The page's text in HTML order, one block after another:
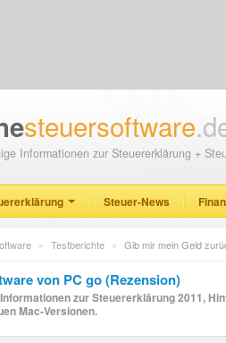
steuersoftware
Informationen zur Steuererklärung +
Steuer-News
» Testberichte » Gib mir mein Geld
von PC go (Rezension)
zur Steuererklärung 2011,
Mac-Versionen.